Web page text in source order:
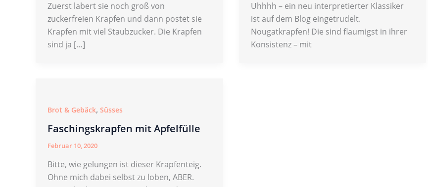
Zuerst labert sie noch groß von
zuckerfreien Krapfen und dann postet sie
Krapfen mit viel Staubzucker. Die Krapfen
sind ja […]
Uhhhh – ein neu interpretierter Klassiker
ist auf dem Blog eingetrudelt.
Nougatkrapfen! Die sind flaumigst in ihrer
Konsistenz – mit
Brot & Gebäck, Süsses
Faschingskrapfen mit Apfelfülle
Februar 10, 2020
Bitte, wie gelungen ist dieser Krapfenteig.
Ohne mich dabei selbst zu loben, ABER.